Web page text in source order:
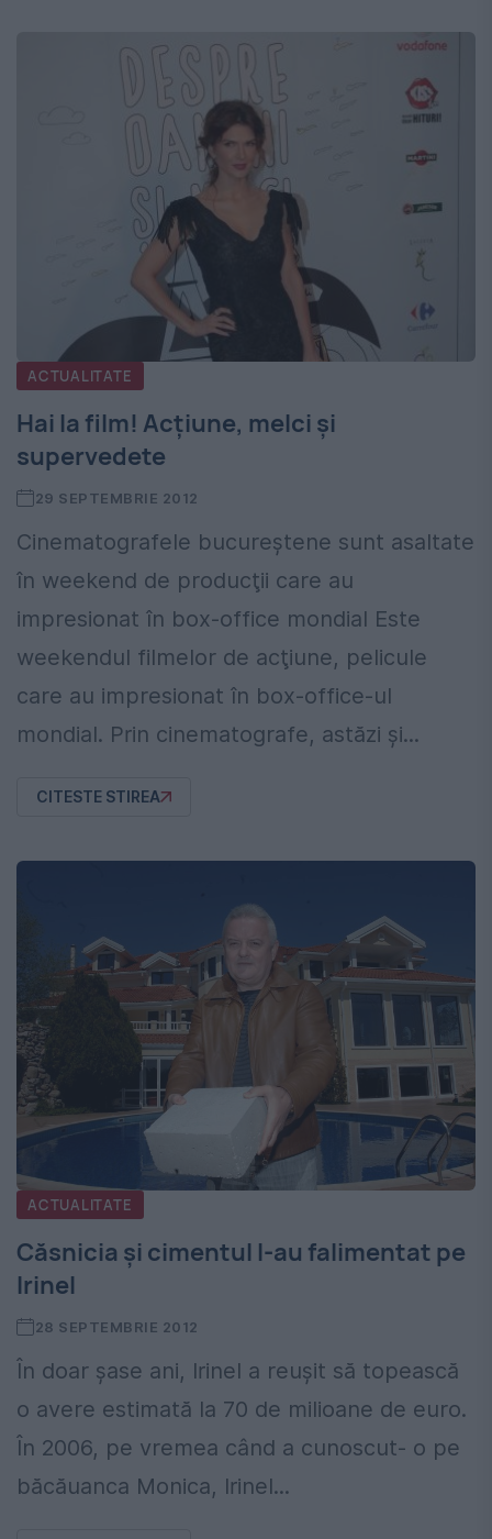
ACTUALITATE
Hai la film! Acţiune, melci şi
supervedete
29 SEPTEMBRIE 2012
Cinematografele bucureştene sunt asaltate
în weekend de producţii care au
impresionat în box-office mondial Este
weekendul filmelor de acţiune, pelicule
care au impresionat în box-office-ul
mondial. Prin cinematografe, astăzi şi...
CITESTE STIREA
ACTUALITATE
Căsnicia şi cimentul l-au falimentat pe
Irinel
28 SEPTEMBRIE 2012
În doar şase ani, Irinel a reuşit să topească
o avere estimată la 70 de milioane de euro.
În 2006, pe vremea când a cunoscut- o pe
băcăuanca Monica, Irinel...